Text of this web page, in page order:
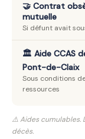
🤝 Contrat
mutuelle
Si défunt avait
🏛️ Aide CCAS
Pont-de-Claix
Sous conditions
ressources
⚠️ Aides cumulables.
décès.